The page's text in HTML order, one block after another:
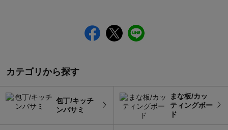
カテゴリから探す
包丁/キッチ
ンバサミ
まな板/カッ
ティングボー
ド